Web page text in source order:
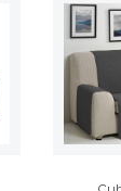
el
por el pelo,